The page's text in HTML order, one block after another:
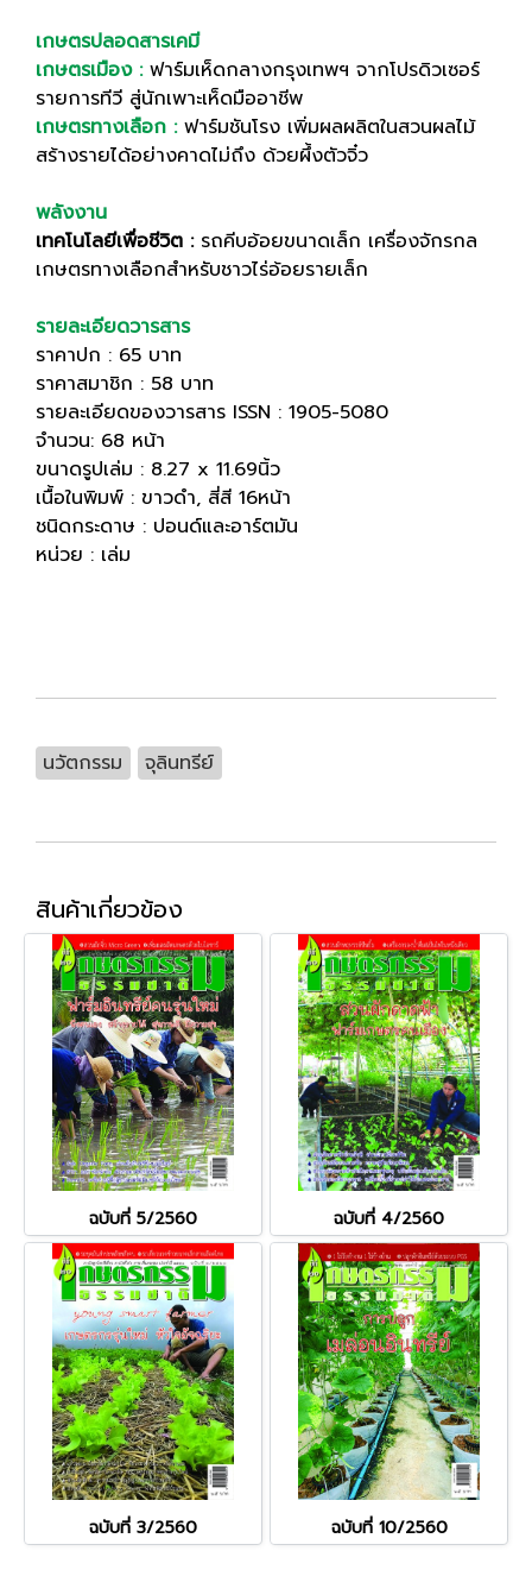
เกษตรปลอดสารเคมี
เกษตรเมือง : ฟาร์มเห็ดกลางกรุงเทพฯ จากโปรดิวเซอร์
รายการทีวี สู่นักเพาะเห็ดมืออาชีพ
เกษตรทางเลือก : ฟาร์มชันโรง เพิ่มผลผลิตในสวนผลไม้
สร้างรายได้อย่างคาดไม่ถึง ด้วยผึ้งตัวจิ๋ว
พลังงาน
เทคโนโลยีเพื่อชีวิต :รถคีบอ้อยขนาดเล็ก เครื่องจักรกล
เกษตรทางเลือกสำหรับชาวไร่อ้อยรายเล็ก
รายละเอียดวารสาร
ราคาปก : 65 บาท
ราคาสมาชิก : 58 บาท
รายละเอียดของวารสาร ISSN : 1905-5080
จำนวน: 68 หน้า
ขนาดรูปเล่ม : 8.27 x 11.69นิ้ว
เนื้อในพิมพ์ : ขาวดำ, สี่สี 16หน้า
ชนิดกระดาษ : ปอนด์และอาร์ตมัน
หน่วย : เล่ม
นวัตกรรม จุลินทรีย์
สินค้าเกี่ยวข้อง
ฉบับที่ 5/2560 ฉบับที่ 4/2560
ฉบับที่ 3/2560 ฉบับที่ 10/2560